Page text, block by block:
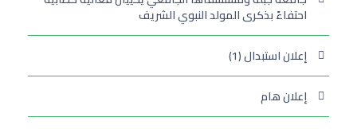
احتفاءً بذكرى المولد النبوي الشريف
إعلان استبدال (1)
إعلان هام